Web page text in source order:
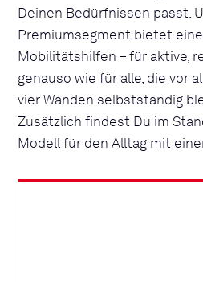
Deinen Bedürfnissen passt.
Premiumsegment bietet
Mobilitätshilfen – für aktive,
genauso wie für alle, die vor
vier Wänden selbstständig
Zusätzlich findest Du im
Modell für den Alltag mit